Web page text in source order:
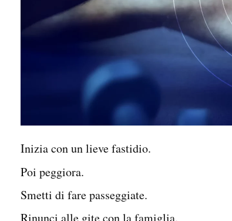
Inizia con un lieve fastidio.
Poi peggiora.
Smetti di fare passeggiate.